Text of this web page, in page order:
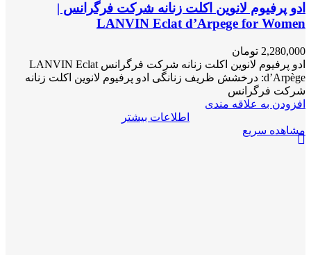
ادو پرفیوم لانوین اکلت زنانه شرکت فرگرانس |
LANVIN Eclat d’Arpege for Women
2,280,000 تومان
ادو پرفیوم لانوین اکلت زنانه شرکت فرگرانس LANVIN Eclat
d’Arpège: درخشش ظریف زنانگی ادو پرفیوم لانوین اکلت زنانه
شرکت فرگرانس
افزودن به علاقه مندی
اطلاعات بیشتر
مشاهده سریع